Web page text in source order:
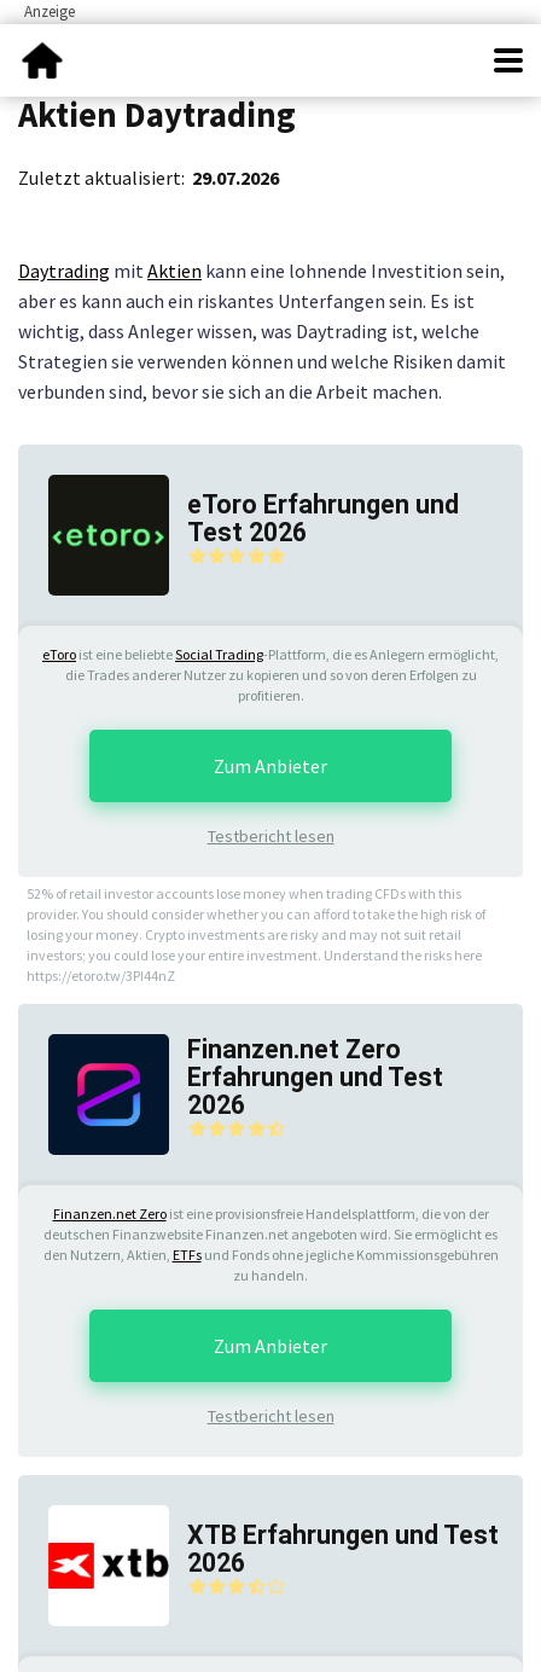
Aktien Daytrading
Zuletzt aktualisiert: 29.07.2026
Daytrading mit Aktien kann eine lohnende Investition sein,
aber es kann auch ein riskantes Unterfangen sein. Es ist
wichtig, dass Anleger wissen, was Daytrading ist, welche
Strategien sie verwenden können und welche Risiken damit
verbunden sind, bevor sie sich an die Arbeit machen.
eToro Erfahrungen und
Test 2026
eToro ist eine beliebteSocial Trading-Plattform, die es Anlegern ermöglicht,
die Trades anderer Nutzer zu kopieren und so von deren Erfolgen zu
profitieren.
Testbericht lesen
Zum Anbieter
52% of retail investor accounts lose money when trading CFDs with this
provider. You should consider whether you can afford to take the high risk of
losing your money. Crypto investments are risky and may not suit retail
investors; you could lose your entire investment. Understand the risks here
https://etoro.tw/3PI44nZ
Finanzen.net Zero
Erfahrungen und Test
2026
Finanzen.net Zeroist eine provisionsfreie Handelsplattform, die von der
deutschen Finanzwebsite Finanzen.net angeboten wird. Sie ermöglicht es
den Nutzern, Aktien, ETFsund Fonds ohne jegliche Kommissionsgebühren
zu handeln.
Testbericht lesen
Zum Anbieter
XTB Erfahrungen und Test
2026